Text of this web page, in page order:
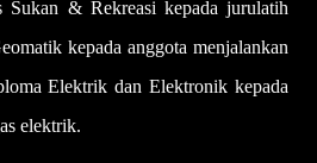
Sukan & Rekreasi kepada jurulatih
kepada anggota menjalankan
Elektrik dan Elektronik kepada
elektrik.